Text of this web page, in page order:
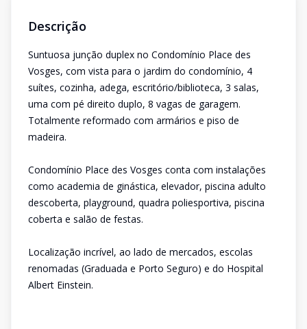
Descrição
Suntuosa junção duplex no Condomínio Place des
Vosges, com vista para o jardim do condomínio, 4
suítes, cozinha, adega, escritório/biblioteca, 3 salas,
uma com pé direito duplo, 8 vagas de garagem.
Totalmente reformado com armários e piso de
madeira.
Condomínio Place des Vosges conta com instalações
como academia de ginástica, elevador, piscina adulto
descoberta, playground, quadra poliesportiva, piscina
coberta e salão de festas.
Localização incrível, ao lado de mercados, escolas
renomadas (Graduada e Porto Seguro) e do Hospital
Albert Einstein.